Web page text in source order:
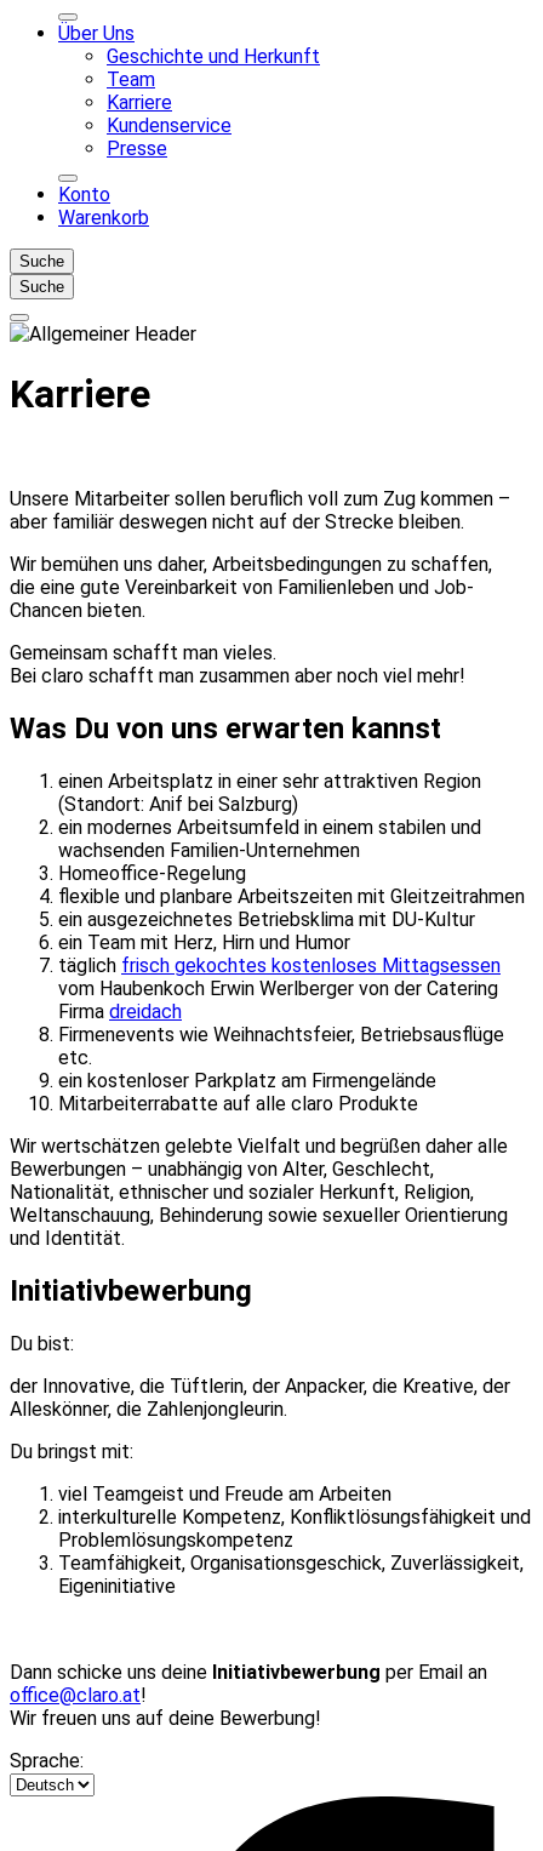
Über Uns
Geschichte und Herkunft
Team
Karriere
Kundenservice
Presse
Konto
Warenkorb
Suche
Suche
Karriere
Unsere Mitarbeiter sollen beruflich voll zum Zug kommen –
aber familiär deswegen nicht auf der Strecke bleiben.
Wir bemühen uns daher, Arbeitsbedingungen zu schaffen,
die eine gute Vereinbarkeit von Familienleben und Job-
Chancen bieten.
Gemeinsam schafft man vieles.
Bei claro schafft man zusammen aber noch viel mehr!
Was Du von uns erwarten kannst
einen Arbeitsplatz in einer sehr attraktiven Region
(Standort: Anif bei Salzburg)
ein modernes Arbeitsumfeld in einem stabilen und
wachsenden Familien-Unternehmen
Homeoffice-Regelung
flexible und planbare Arbeitszeiten mit Gleitzeitrahmen
ein ausgezeichnetes Betriebsklima mit DU-Kultur
ein Team mit Herz, Hirn und Humor
täglich frisch gekochtes kostenloses Mittagsessen
vom Haubenkoch Erwin Werlberger von der Catering
Firma dreidach
Firmenevents wie Weihnachtsfeier, Betriebsausflüge
etc.
ein kostenloser Parkplatz am Firmengelände
Mitarbeiterrabatte auf alle claro Produkte
Wir wertschätzen gelebte Vielfalt und begrüßen daher alle
Bewerbungen – unabhängig von Alter, Geschlecht,
Nationalität, ethnischer und sozialer Herkunft, Religion,
Weltanschauung, Behinderung sowie sexueller Orientierung
und Identität.
Initiativbewerbung
Du bist:
der Innovative, die Tüftlerin, der Anpacker, die Kreative, der
Alleskönner, die Zahlenjongleurin.
Du bringst mit:
viel Teamgeist und Freude am Arbeiten
interkulturelle Kompetenz, Konfliktlösungsfähigkeit und
Problemlösungskompetenz
Teamfähigkeit, Organisationsgeschick, Zuverlässigkeit,
Eigeninitiative
Dann schicke uns deine Initiativbewerbung per Email an
office@claro.at!
Wir freuen uns auf deine Bewerbung!
Sprache: